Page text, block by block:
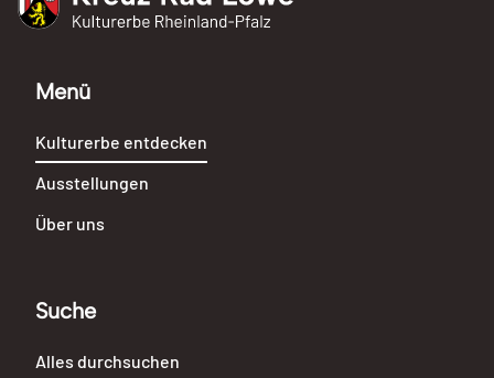
Menü
Kulturerbe entdecken
Ausstellungen
Über uns
Suche
Alles durchsuchen